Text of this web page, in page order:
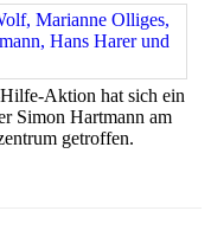
Aktion hat sich ein
Simon Hartmann am
getroffen.